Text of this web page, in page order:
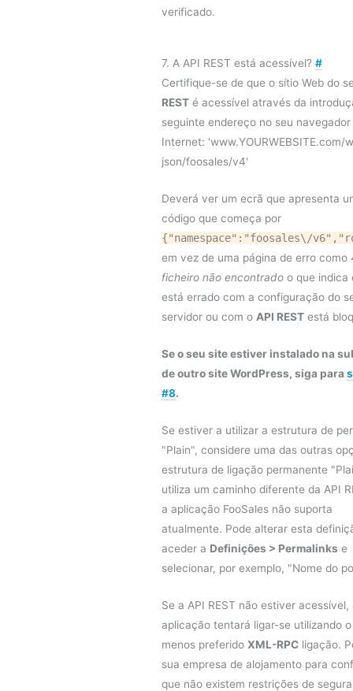
verificado.
7. A API REST está acessível? #
Certifique-se de que o sítio Web do
REST é acessível através da
seguinte endereço no seu navegador
Internet: 'www.YOURWEBSITE.com/
json/foosales/v4'
Deverá ver um ecrã que apresenta
código que começa por
{"namespace":"foosales\/
em vez de uma página de erro como
ficheiro não encontrado o que indica
está errado com a configuração do
servidor ou com o API REST está
Se o seu site estiver instalado na
de outro site WordPress, siga para
#8.
Se estiver a utilizar a estrutura de
"Plain", considere uma das outras
estrutura de ligação permanente
utiliza um caminho diferente da API
a aplicação FooSales não suporta
atualmente. Pode alterar esta
aceder a Definições > Permalinks e
selecionar, por exemplo, "Nome do
Se a API REST não estiver acessível,
aplicação tentará ligar-se utilizando
menos preferido XML-RPC ligação.
sua empresa de alojamento para
que não existem restrições de